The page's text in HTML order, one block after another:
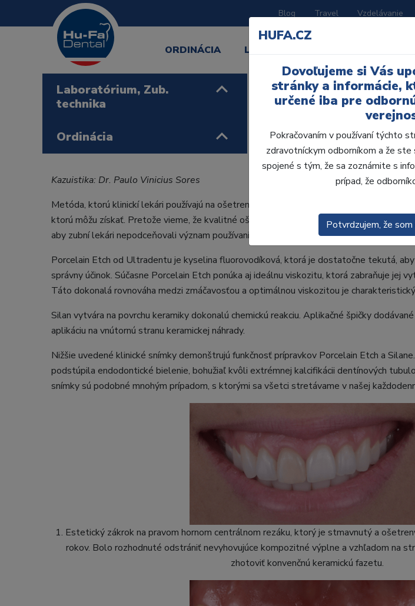
Blog Travel Vzdelávanie
ORDINÁCIA LABORATÓRIUM
Laboratórium, Zub.
technika
Ordinácia
Kazuistika: Dr. Paulo Vinicius Sores
Metóda, ktorú klinickí lekári používajú na ošetrenie vnútorného povrchu keramickej
ktorú môžu získať. Pretože vieme, že kvalitné ošetrenie keramiky vo všeobecnosti
aby zubní lekári nepodceňovali význam používania veľmi kvalitných materiálov a ich
Porcelain Etch od Ultradentu je kyselina fluorovodíková, ktorá je dostatočne tekutá,
správny účinok. Súčasne Porcelain Etch ponúka aj ideálnu viskozitu, ktorá zabraňuje jej
Táto dokonalá rovnováha medzi zmáčavosťou a optimálnou viskozitou je
Silan vytvára na povrchu keramiky dokonalú chemickú reakciu. Aplikačné špičky
aplikáciu na vnútornú stranu keramickej náhrady.
Nižšie uvedené klinické snímky demonštrujú funkčnosť prípravkov Porcelain Etch a
podstúpila endodontické bielenie, bohužiaľ kvôli extrémnej kalcifikácii dentínových
snímky sú podobné mnohým prípadom, s ktorými sa všetci stretávame v našej
1. Estetický zákrok na pravom hornom centrálnom rezáku, ktorý je stmavnutý a
rokov. Bolo rozhodnuté odstrániť nevyhovujúce kompozitné výplne a vzhľadom na
zhotoviť konvenčnú keramickú fazetu.
HUFA.CZ
Dovoľujeme si Vás
stránky a informácie,
určené iba pre
Pokračovaním v používaní týchto
zdravotníckym odborníkom a že
spojené s tým, že sa zoznámite s
prípad, že
Potvrdzujem, že